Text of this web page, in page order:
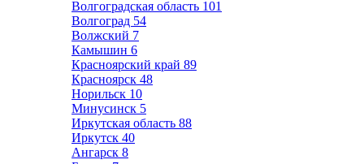
Волгоградская область 101
Волгоград 54
Волжский 7
Камышин 6
Красноярский край 89
Красноярск 48
Норильск 10
Минусинск 5
Иркутская область 88
Иркутск 40
Ангарск 8